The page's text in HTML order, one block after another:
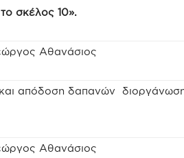
σκέλος 10».
Αθανάσιος
απόδοση δαπανών διοργάνωση
Αθανάσιος